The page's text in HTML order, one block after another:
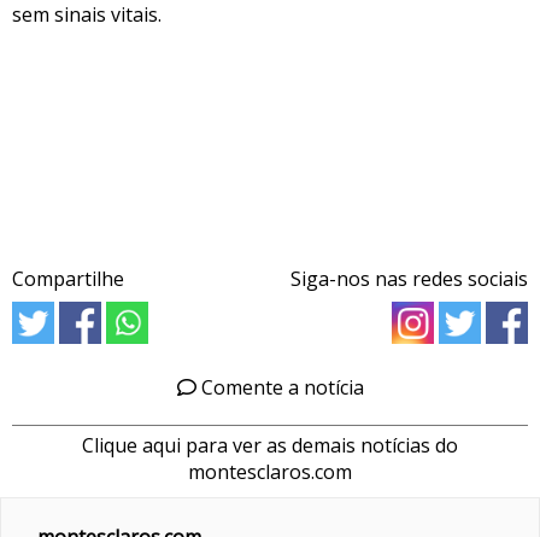
sem sinais vitais.
Compartilhe Siga-nos nas redes sociais
Comente a notícia
Clique aqui para ver as demais notícias do
montesclaros.com